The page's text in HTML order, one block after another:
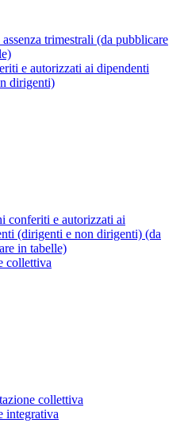
assenza trimestrali (da pubblicare
e autorizzati ai dipendenti
dirigenti)
conferiti e autorizzati ai
(dirigenti e non dirigenti) (da
in tabelle)
collettiva
collettiva
integrativa